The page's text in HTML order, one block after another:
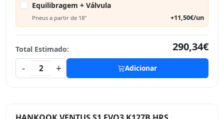
Equilibragem + Válvula
Pneus a partir de 18" +11,50€/un
Total Estimado:
290,34€
-
2 + Adicionar